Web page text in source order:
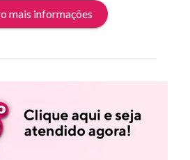
mais informações